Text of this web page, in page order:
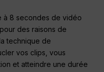
à 8 secondes de vidéo
des raisons de
technique de
vos clips, vous
et atteindre une durée